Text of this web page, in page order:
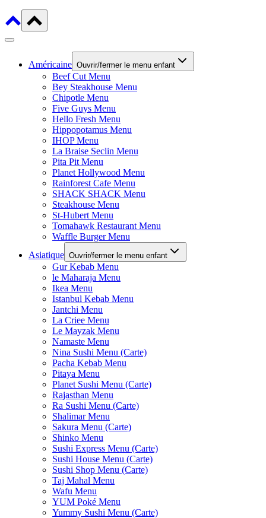
Américaine Ouvrir/fermer le menu enfant
Beef Cut Menu
Bey Steakhouse Menu
Chipotle Menu
Five Guys Menu
Hello Fresh Menu
Hippopotamus Menu
IHOP Menu
La Braise Seclin Menu
Pita Pit Menu
Planet Hollywood Menu
Rainforest Cafe Menu
SHACK SHACK Menu
Steakhouse Menu
St-Hubert Menu
Tomahawk Restaurant Menu
Waffle Burger Menu
Asiatique Ouvrir/fermer le menu enfant
Gur Kebab Menu
le Maharaja Menu
Ikea Menu
Istanbul Kebab Menu
Jantchi Menu
La Criee Menu
Le Mayzak Menu
Namaste Menu
Nina Sushi Menu (Carte)
Pacha Kebab Menu
Pitaya Menu
Planet Sushi Menu (Carte)
Rajasthan Menu
Ra Sushi Menu (Carte)
Shalimar Menu
Sakura Menu (Carte)
Shinko Menu
Sushi Express Menu (Carte)
Sushi House Menu (Carte)
Sushi Shop Menu (Carte)
Taj Mahal Menu
Wafu Menu
YUM Poké Menu
Yummy Sushi Menu (Carte)